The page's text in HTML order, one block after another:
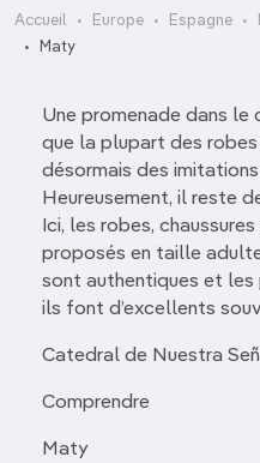
Accueil Europe Espagne
Maty
Une promenade dans
que la plupart des
désormais des
Heureusement, il reste
Ici, les robes,
proposés en taille
sont authentiques et les
ils font d’excellents
Catedral de Nuestra
Comprendre
Maty